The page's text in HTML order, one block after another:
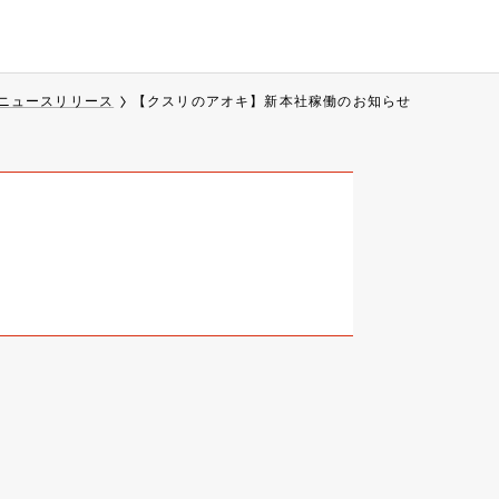
ュースリリース 【クスリのアオキ】新本社稼働のお知らせ